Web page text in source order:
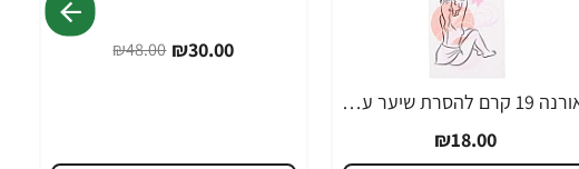
אורנה 19 קרם להסרת שיער עדין במיוחד 90 מ"ל
₪18.00
₪30.00
₪48.00